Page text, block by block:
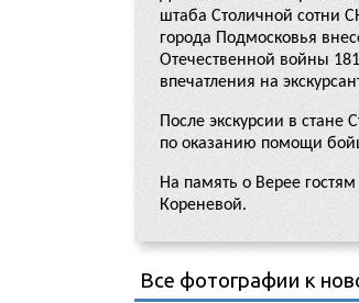
штаба Столичной сотни
города Подмосковья
Отечественной войны
впечатления на
После экскурсии в стане
по оказанию помощи
На память о Верее
Кореневой.
Все фотографии к